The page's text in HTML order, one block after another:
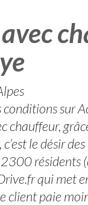
conditions sur
chauffeur,
c’est le désir
résidents
qui met
paie